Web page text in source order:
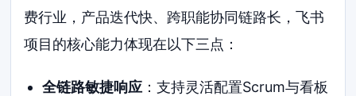
费行业，产品迭代快、跨职能协同链路长，飞书
项目的核心能力体现在以下三点：
全链路敏捷响应：支持灵活配置Scrum与看板